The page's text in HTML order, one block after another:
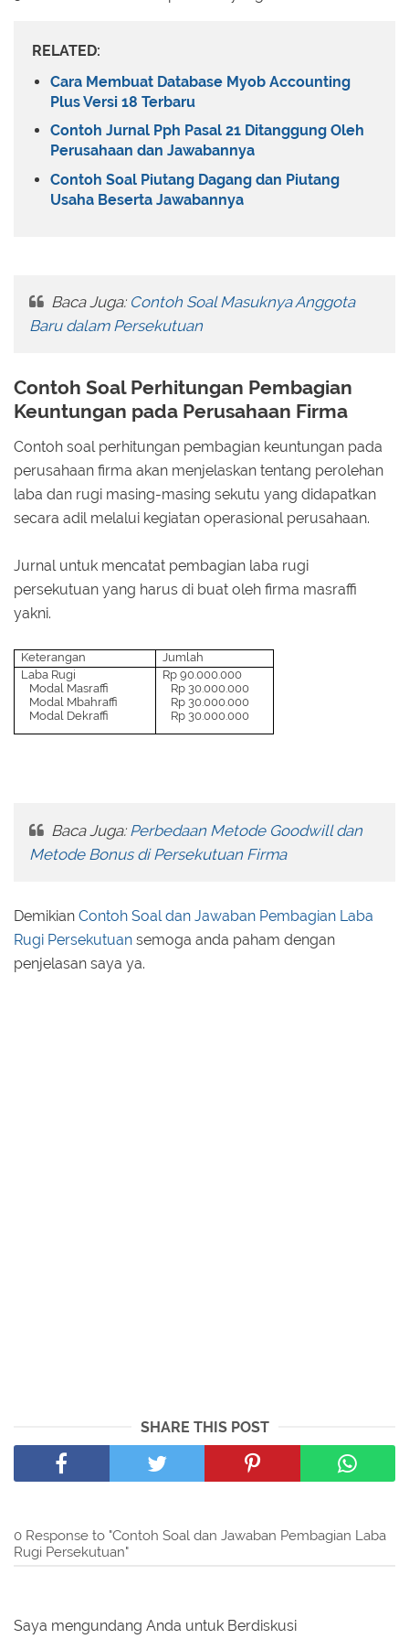
RELATED:
Cara Membuat Database Myob Accounting
Plus Versi 18 Terbaru
Contoh Jurnal Pph Pasal 21 Ditanggung Oleh
Perusahaan dan Jawabannya
Contoh Soal Piutang Dagang dan Piutang
Usaha Beserta Jawabannya
Baca Juga: Contoh Soal Masuknya Anggota
Baru dalam Persekutuan
Contoh Soal Perhitungan Pembagian
Keuntungan pada Perusahaan Firma
Contoh soal perhitungan pembagian keuntungan pada
perusahaan firma akan menjelaskan tentang perolehan
laba dan rugi masing-masing sekutu yang didapatkan
secara adil melalui kegiatan operasional perusahaan.
Jurnal untuk mencatat pembagian laba rugi
persekutuan yang harus di buat oleh firma masraffi
yakni.
Keterangan
Jumlah
Laba Rugi
Modal Masraffi
Modal Mbahraffi
Modal Dekraffi
Rp 90.000.000
Rp 30.000.000
Rp 30.000.000
Rp 30.000.000
Baca Juga: Perbedaan Metode Goodwill dan
Metode Bonus di Persekutuan Firma
Demikian Contoh Soal dan Jawaban Pembagian Laba
Rugi Persekutuan semoga anda paham dengan
penjelasan saya ya.
SHARE THIS POST
0 Response to "Contoh Soal dan Jawaban Pembagian Laba
Rugi Persekutuan"
Saya mengundang Anda untuk Berdiskusi